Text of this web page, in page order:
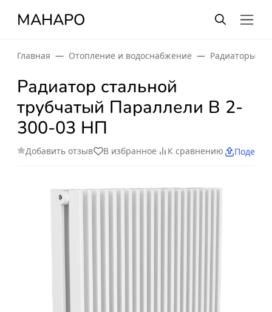
МАНАРО
Главная Отопление и водоснабжение Радиаторы
Радиатор стальной
трубчатый Параллели В 2-
300-03 НП
Добавить отзыв В избранное К сравнению